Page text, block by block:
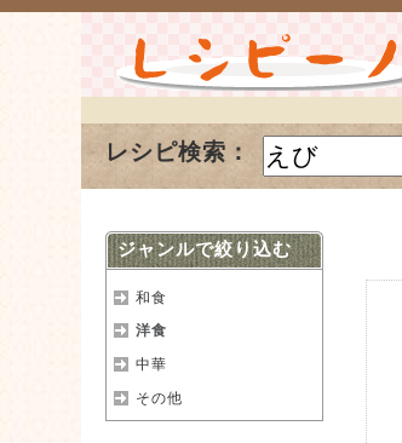
レシピ検索：
ジャンルで絞り込む
和食
洋食
中華
その他